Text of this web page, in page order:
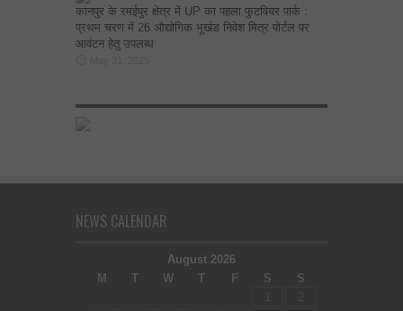
कानपुर के रमईपुर क्षेत्र में UP का पहला फुटवियर पार्क :
प्रथम चरण में 26 औद्योगिक भूखंड निवेश मित्र पोर्टल पर
आवंटन हेतु उपलब्ध
NEWS CALENDAR
August 2026
M
T W T F S
S
1
2